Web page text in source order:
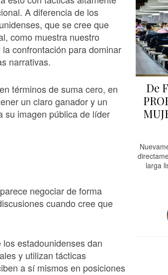
A diferencia de los
que se cree que
como muestra nuestro
confrontación para dominar
narrativas.
términos de suma cero, en
un claro ganador y un
su imagen pública de líder
negociar de forma
cuando cree que
estadounidenses dan
y utilizan tácticas
a sí mismos en posiciones
De
larga